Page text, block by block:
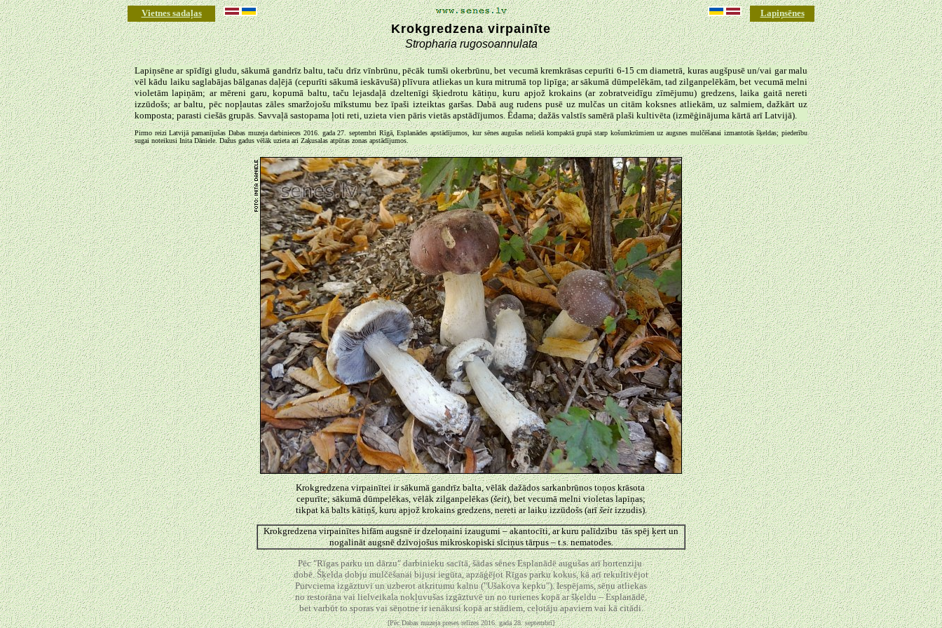
Vietnes sadaļas Lapiņsēnes
Krokgredzena virpainīte
◄ Stropharia rugosoannulata ►
Lapiņsēne ar spīdīgi gludu, sākumā gandrīz baltu, taču drīz vīnbrūnu, pēcāk tumši okerbrūnu, bet vecumā kremkrāsas cepurīti 6-15 cm diametrā, kuras augšpusē un/vai gar malu
vēl kādu laiku saglabājas bālganas daļējā (cepurīti sākumā ieskāvušā) plīvura atliekas un kura mitrumā top lipīga; ar sākumā dūmpelēkām, tad zilganpelēkām, bet vecumā melni
violetām lapiņām; ar mēreni garu, kopumā baltu, taču lejasdaļā dzeltenīgi šķiedrotu kātiņu, kuru apjož krokains (ar zobratveidīgu zīmējumu) gredzens, laika gaitā nereti
izzūdošs; ar baltu, pēc nopļautas zāles smaržojošu mīkstumu bez īpaši izteiktas garšas. Dabā aug rudens pusē uz mulčas un citām koksnes atliekām, uz salmiem, dažkārt uz
komposta; parasti ciešās grupās. Savvaļā sastopama ļoti reti, uzieta vien pāris vietās apstādījumos. Ēdama; dažās valstīs samērā plaši kultivēta (izmēģinājuma kārtā arī Latvijā).
Pirmo reizi Latvijā pamanījušas Dabas muzeja darbinieces 2016. gada 27. septembri Rīgā, Esplanādes apstādījumos, kur sēnes augušas nelielā kompaktā grupā starp košumkrūmiem uz augsnes mulčēšanai izmantotās šķeldas; piederību
sugai noteikusi Inita Dāniele. Dažus gadus vēlāk uzieta ari Zaķusalas atpūtas zonas apstādījumos.
Krokgredzena virpainītei ir sākumā gandrīz balta, vēlāk dažādos sarkanbrūnos toņos krāsota
cepurīte; sākumā dūmpelēkas, vēlāk zilganpelēkas (šeit), bet vecumā melni violetas lapiņas;
tikpat kā balts kātiņš, kuru apjož krokains gredzens, nereti ar laiku izzūdošs (arīšeitizzudis).
Krokgredzena virpainītes hifām augsnē ir dzeloņaini izaugumi – akantocīti, ar kuru palīdzību tās spēj ķert un
nogalināt augsnē dzīvojošus mikroskopiski sīciņus tārpus – t.s. nematodes.
Pēc "Rīgas parku un dārzu" darbinieku sacītā, šādas sēnes Esplanādē augušas arī hortenziju
dobē. Šķelda dobju mulčēšanai bijusi iegūta, apzāģējot Rīgas parku kokus, kā arī rekultivējot
Purvciema izgāztuvi un uzberot atkritumu kalnu ("Ušakova kepku"). Iespējams, sēņu atliekas
no restorāna vai lielveikala nokļuvušas izgāztuvē un no turienes kopā ar šķeldu – Esplanādē,
bet varbūt to sporas vai sēņotne ir ienākusi kopā ar stādiem, ceļotāju apaviem vai kā citādi.
[Pēc Dabas muzeja preses relīzes 2016. gada 28. septembrī]